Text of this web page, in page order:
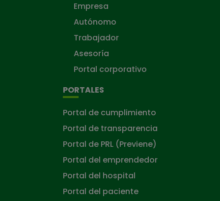
Empresa
Autónomo
Trabajador
Asesoría
Portal corporativo
PORTALES
Portal de cumplimiento
Portal de transparencia
Portal de PRL (Previene)
Portal del emprendedor
Portal del hospital
Portal del paciente